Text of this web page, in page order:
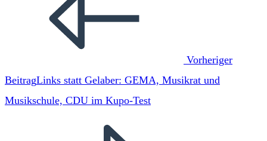
ansehen
Vorheriger
BeitragLinks statt Gelaber: GEMA, Musikrat und
Musikschule, CDU im Kupo-Test